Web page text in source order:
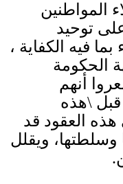
المواطنين
توحيد
فيه الكفاية ،
الحكومة
أنهم
\هذه
العقود قد
ويقلل
.